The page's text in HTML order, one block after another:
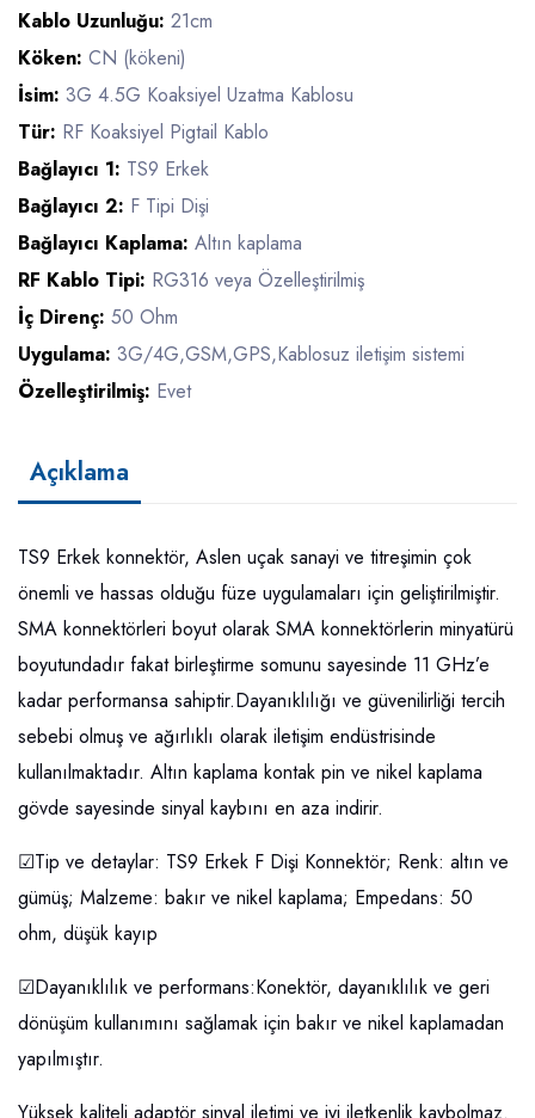
Kablo Uzunluğu: 21cm
Köken: CN (kökeni)
İsim: 3G 4.5G Koaksiyel Uzatma Kablosu
Tür: RF Koaksiyel Pigtail Kablo
Bağlayıcı 1: TS9 Erkek
Bağlayıcı 2: F Tipi Dişi
Bağlayıcı Kaplama: Altın kaplama
RF Kablo Tipi: RG316 veya Özelleştirilmiş
İç Direnç: 50 Ohm
Uygulama: 3G/4G,GSM,GPS,Kablosuz iletişim sistemi
Özelleştirilmiş: Evet
Açıklama
TS9 Erkek konnektör, Aslen uçak sanayi ve titreşimin çok
önemli ve hassas olduğu füze uygulamaları için geliştirilmiştir.
SMA konnektörleri boyut olarak SMA konnektörlerin minyatürü
boyutundadır fakat birleştirme somunu sayesinde 11 GHz’e
kadar performansa sahiptir.Dayanıklılığı ve güvenilirliği tercih
sebebi olmuş ve ağırlıklı olarak iletişim endüstrisinde
kullanılmaktadır. Altın kaplama kontak pin ve nikel kaplama
gövde sayesinde sinyal kaybını en aza indirir.
☑Tip ve detaylar: TS9 Erkek F Dişi Konnektör; Renk: altın ve
gümüş; Malzeme: bakır ve nikel kaplama; Empedans: 50
ohm, düşük kayıp
☑Dayanıklılık ve performans:Konektör, dayanıklılık ve geri
dönüşüm kullanımını sağlamak için bakır ve nikel kaplamadan
yapılmıştır.